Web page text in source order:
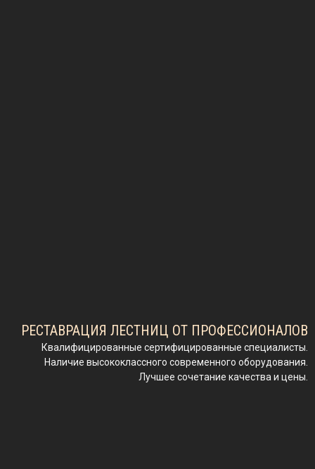
РЕСТАВРАЦИЯ ЛЕСТНИЦ ОТ ПРОФЕССИОНАЛОВ
Квалифицированные сертифицированные специалисты.
Наличие высококлассного современного оборудования.
Лучшее сочетание качества и цены.